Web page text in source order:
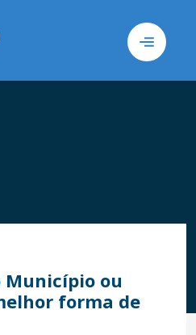
Município ou
forma de